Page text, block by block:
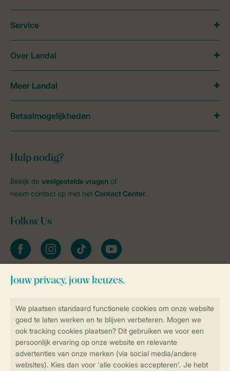
Veilig en snel online boeken
Veilige gegevensoverdracht
Veilige betaling
Hulp nodig?
Bekijk de veelgestelde vragen of
neem contact op met het Contact Center.
Follow Us
facebookinstagramtiktok youtube
Blijf op de hoogte
Service
Over Landal
Meer Landal
Betaalmogelijkheden